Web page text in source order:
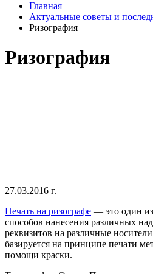
Главная
Актуальные советы и
Ризография
Ризография
27.03.2016 г.
Печать на ризографе — это один
способов нанесения различных
реквизитов на различные
базируется на принципе печати
помощи краски.